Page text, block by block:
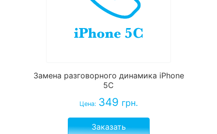
Замена разговорного динамика iPhone
5C
Цена: 349 грн.
Заказать